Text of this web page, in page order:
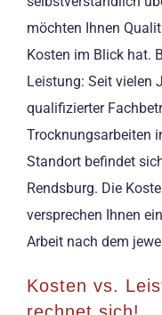
möchten Ihnen
Kosten im Blick hat.
Leistung: Seit vielen
qualifizierter
Trocknungsarbeiten
Standort befindet
Rendsburg. Die
versprechen Ihnen
Arbeit nach dem
Kosten vs.